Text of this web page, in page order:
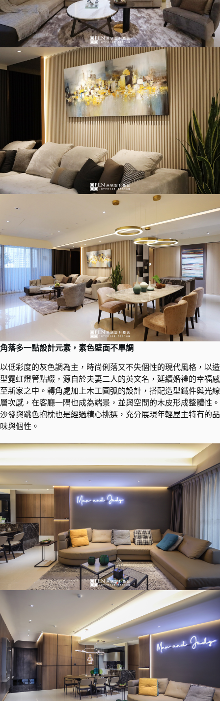
角落多一點設計元素，素色壁面不單調
以低彩度的灰色調為主，時尚俐落又不失個性的現代風格，以造
型霓虹燈管點綴，源自於夫妻二人的英文名，延續婚禮的幸福感
至新家之中。轉角處加上木工圓弧的設計，搭配造型鐵件與光線
層次感，在客廳一隅也成為端景，並與空間的木皮形成整體性。
沙發與跳色抱枕也是經過精心挑選，充分展現年輕屋主特有的品
味與個性。